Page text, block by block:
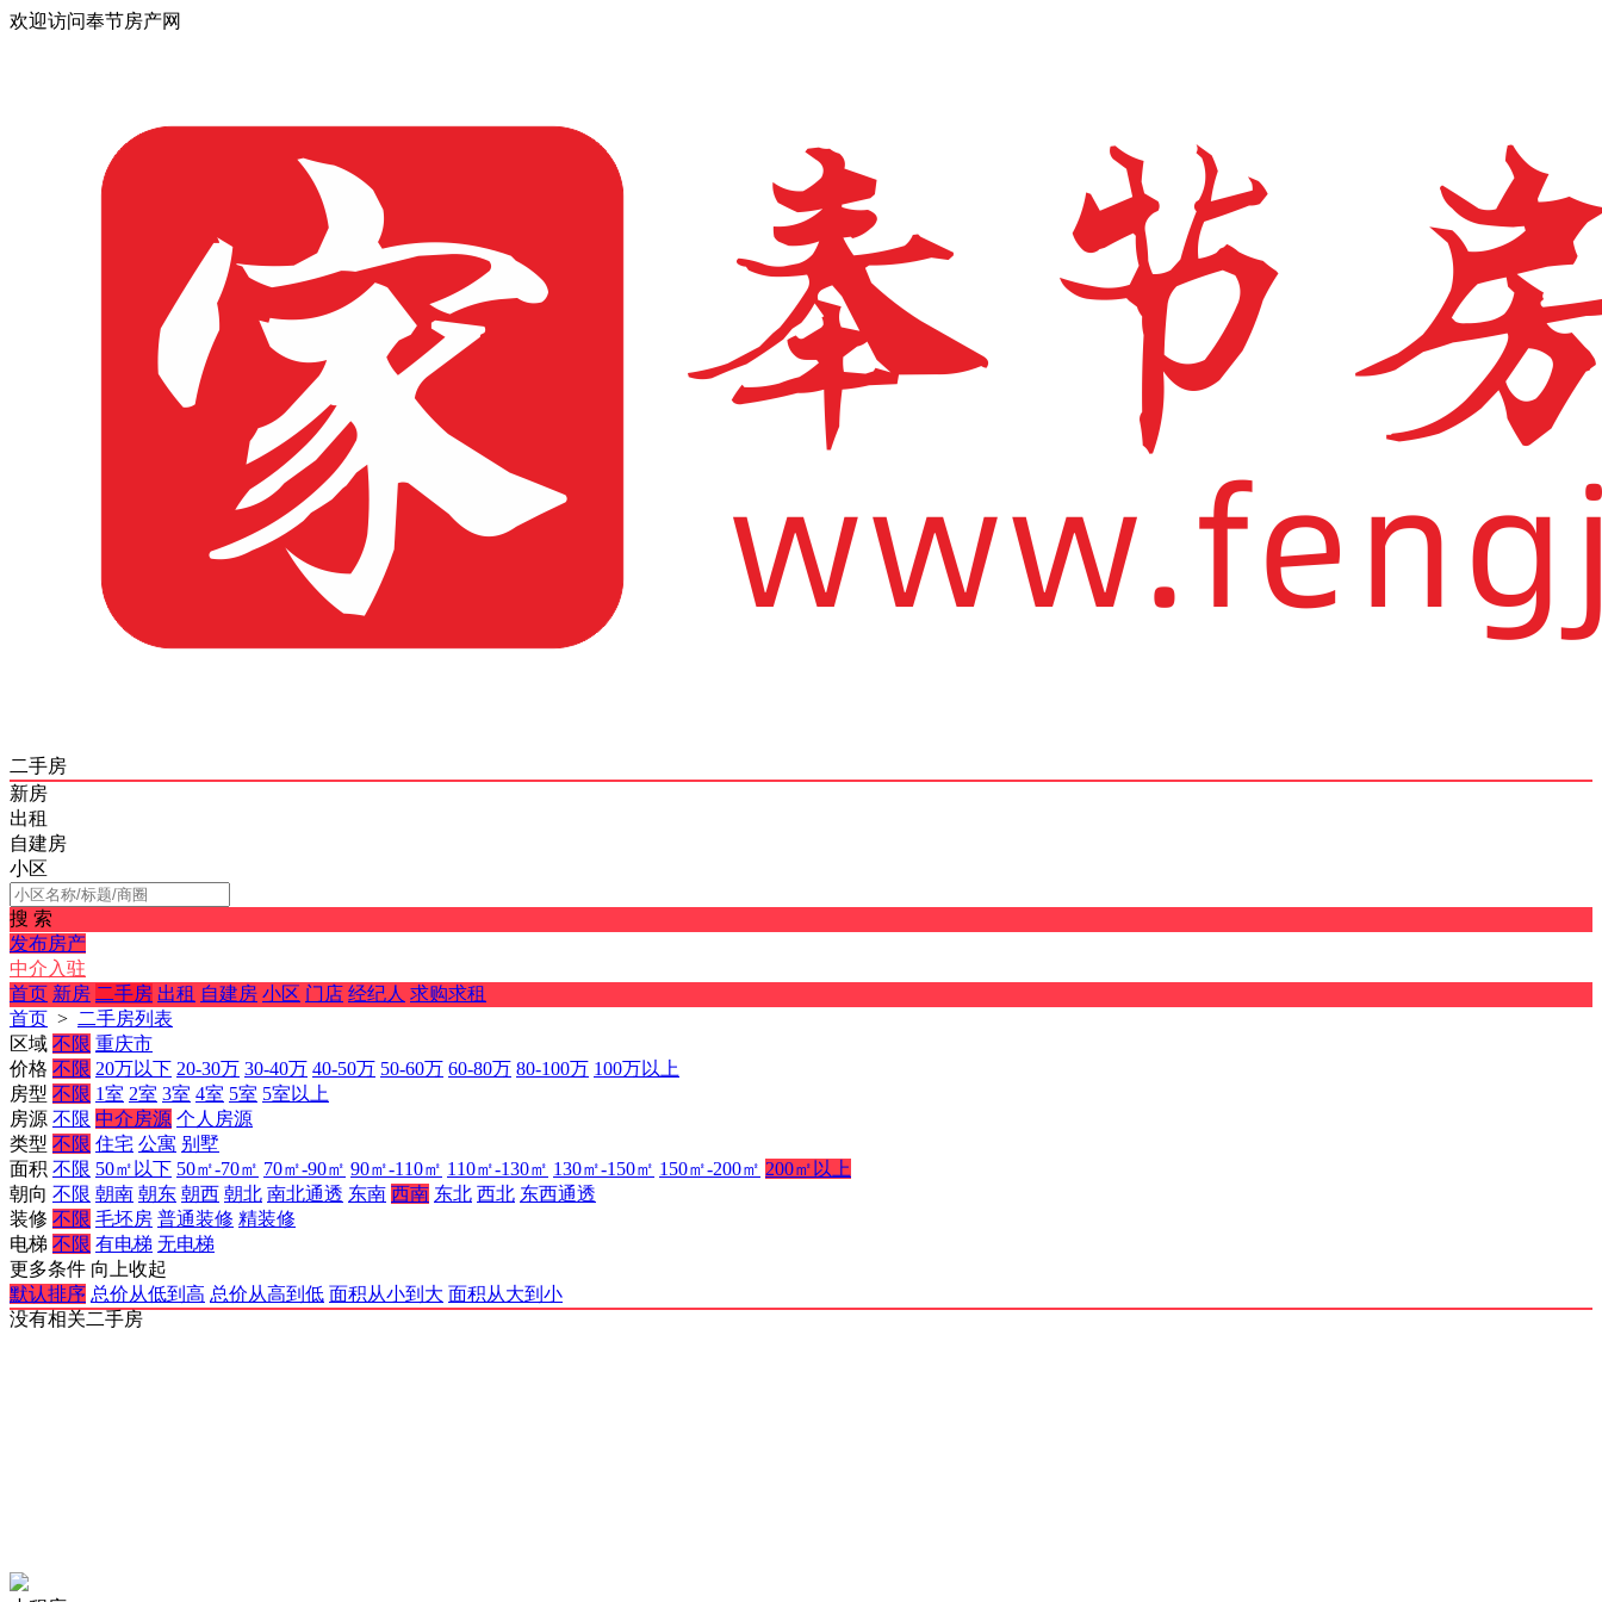
欢迎访问奉节房产网
二手房
新房
出租
自建房
小区
搜 索
发布房产
中介入驻
首页 新房 二手房 出租 自建房 小区 门店 经纪人 求购求租
首页 > 二手房列表
区域 不限 重庆市
价格 不限 20万以下 20-30万 30-40万 40-50万 50-60万 60-80万 80-100万 100万以上
房型 不限 1室 2室 3室 4室 5室 5室以上
房源 不限 中介房源 个人房源
类型 不限 住宅 公寓 别墅
面积 不限 50㎡以下 50㎡-70㎡ 70㎡-90㎡ 90㎡-110㎡ 110㎡-130㎡ 130㎡-150㎡ 150㎡-200㎡ 200㎡以上
朝向 不限 朝南 朝东 朝西 朝北 南北通透 东南 西南 东北 西北 东西通透
装修 不限 毛坯房 普通装修 精装修
电梯 不限 有电梯 无电梯
更多条件 向上收起
默认排序 总价从低到高 总价从高到低 面积从小到大 面积从大到小
没有相关二手房